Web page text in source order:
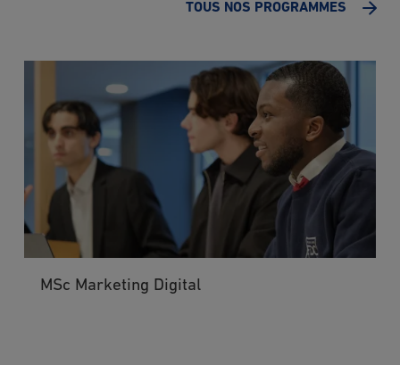
MSc Marketing Digital
TOUS NOS PROGRAMMES